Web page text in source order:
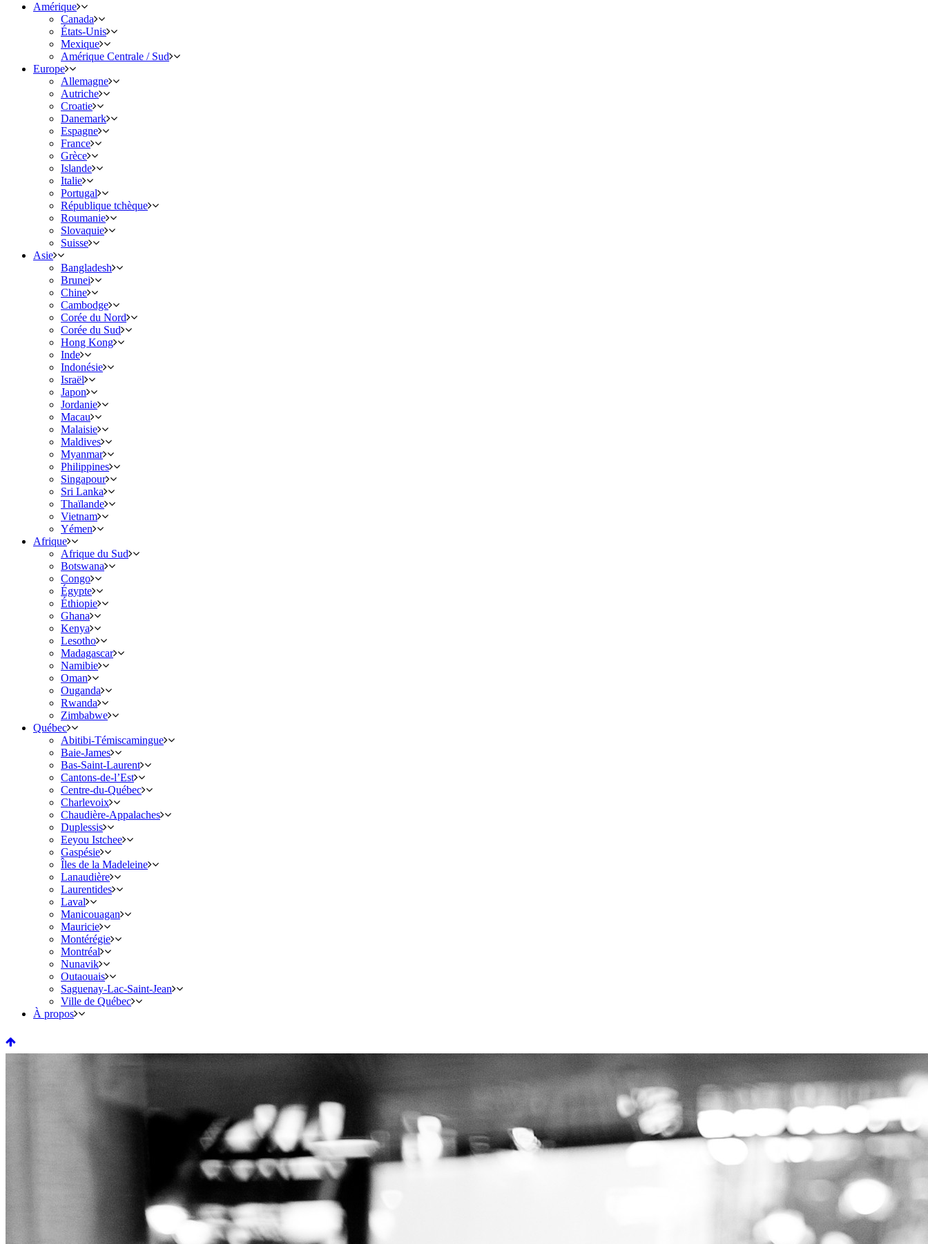
Amérique
Canada
États-Unis
Mexique
Amérique Centrale / Sud
Europe
Allemagne
Autriche
Croatie
Danemark
Espagne
France
Grèce
Islande
Italie
Portugal
République tchèque
Roumanie
Slovaquie
Suisse
Asie
Bangladesh
Brunei
Chine
Cambodge
Corée du Nord
Corée du Sud
Hong Kong
Inde
Indonésie
Israël
Japon
Jordanie
Macau
Malaisie
Maldives
Myanmar
Philippines
Singapour
Sri Lanka
Thaïlande
Vietnam
Yémen
Afrique
Afrique du Sud
Botswana
Congo
Égypte
Éthiopie
Ghana
Kenya
Lesotho
Madagascar
Namibie
Oman
Ouganda
Rwanda
Zimbabwe
Québec
Abitibi-Témiscamingue
Baie-James
Bas-Saint-Laurent
Cantons-de-l’Est
Centre-du-Québec
Charlevoix
Chaudière-Appalaches
Duplessis
Eeyou Istchee
Gaspésie
Îles de la Madeleine
Lanaudière
Laurentides
Laval
Manicouagan
Mauricie
Montérégie
Montréal
Nunavik
Outaouais
Saguenay-Lac-Saint-Jean
Ville de Québec
À propos